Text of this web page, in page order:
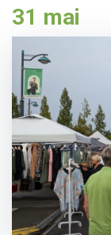
31 mai